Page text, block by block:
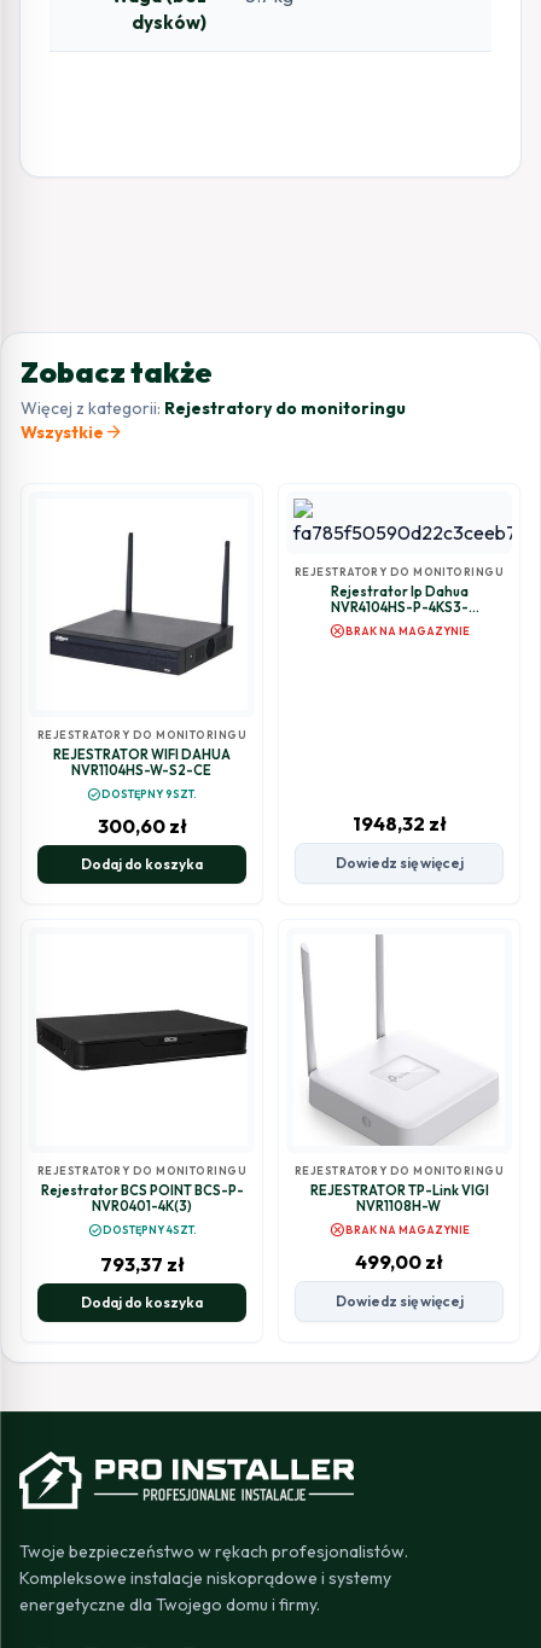
dysków)
Zobacz także
Więcej z kategorii: Rejestratory do monitoringu
Wszystkie arrow_forward
REJESTRATORY DO MONITORINGU
REJESTRATOR WIFI DAHUA
NVR1104HS-W-S2-CE
check_circleDOSTĘPNY 9SZT.
300,60 zł
Dodaj do koszyka
REJESTRATORY DO MONITORINGU
Rejestrator Ip Dahua
NVR4104HS-P-4KS3-
1×960G/SSD
cancelBRAK NA MAGAZYNIE
1948,32 zł
Dowiedz się więcej
REJESTRATORY DO MONITORINGU
Rejestrator BCS POINT BCS-P-
NVR0401-4K(3)
check_circleDOSTĘPNY 4SZT.
793,37 zł
Dodaj do koszyka
REJESTRATORY DO MONITORINGU
REJESTRATOR TP-Link VIGI
NVR1108H-W
cancelBRAK NA MAGAZYNIE
499,00 zł
Dowiedz się więcej
Twoje bezpieczeństwo w rękach profesjonalistów.
Kompleksowe instalacje niskoprądowe i systemy
energetyczne dla Twojego domu i firmy.